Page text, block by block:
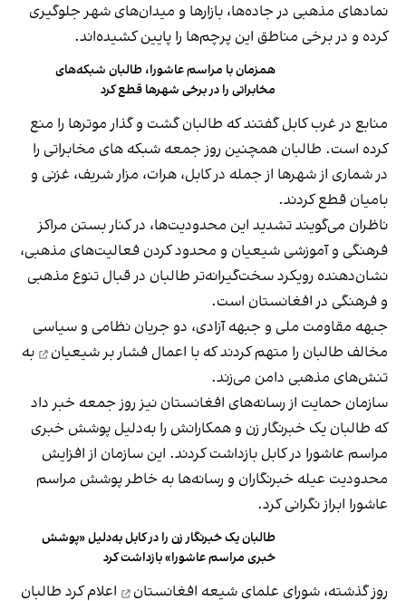
نمادهای مذهبی در جاده‌ها، بازارها و میدان‌های شهر جلوگیری
کرده و در برخی مناطق این پرچم‌ها را پایین کشیده‌اند.
همزمان با مراسم عاشورا، طالبان شبکه‌های
مخابراتی را در برخی شهرها قطع کرد
منابع در غرب کابل گفتند که طالبان گشت و گذار موترها را منع
کرده است. طالبان همچنین روز جمعه شبکه های مخابراتی را
در شماری از شهرها از جمله در کابل، هرات، مزار شریف، غزنی و
بامیان قطع کردند.
ناظران می‌گویند تشدید این محدودیت‌ها، در کنار بستن مراکز
فرهنگی و آموزشی شیعیان و محدود کردن فعالیت‌های مذهبی،
نشان‌دهنده رویکرد سخت‌گیرانه‌تر طالبان در قبال تنوع مذهبی
و فرهنگی در افغانستان است.
جبهه مقاومت ملی و جبهه آزادی، دو جریان نظامی و سیاسی
مخالف طالبان را متهم کردند که با اعمال فشار بر شیعیان
به
تنش‌های مذهبی دامن می‌زند.
سازمان حمایت از رسانه‌های افغانستان نیز روز جمعه خبر داد
که طالبان یک خبرنگار زن و همکارانش را به‌دلیل پوشش خبری
مراسم عاشورا در کابل بازداشت کردند. این سازمان از افزایش
محدودیت عیله خبرنگاران و رسانه‌ها به خاطر پوشش مراسم
عاشورا ابراز نگرانی کرد.
طالبان یک خبرنگار زن را در کابل به‌دلیل «پوشش
خبری مراسم عاشورا» بازداشت کرد
روز گذشته، شورای علمای شیعه افغانستان اعلام کرد طالبان